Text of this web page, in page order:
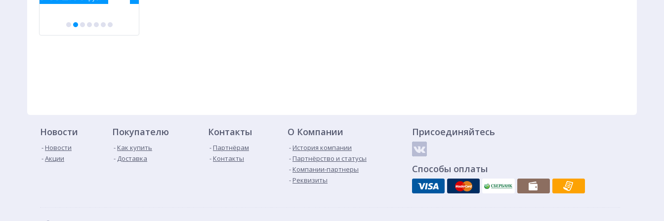
Новости
Новости
Акции
Покупателю
Как купить
Доставка
Контакты
Партнёрам
Контакты
О Компании
История компании
Партнёрство и статусы
Компании-партнеры
Реквизиты
Присоединяйтесь
Способы оплаты